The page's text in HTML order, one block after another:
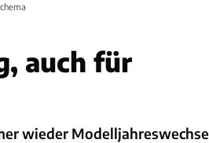
auch für
wieder